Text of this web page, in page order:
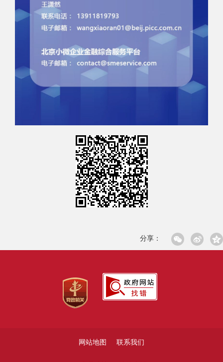
分享：
网站地图 联系我们